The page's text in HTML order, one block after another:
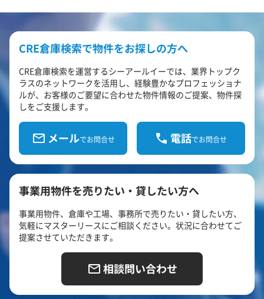
CRE倉庫検索で物件をお探しの方へ
CRE倉庫検索を運営するシーアールイーでは、業界トップク
ラスのネットワークを活用し、経験豊かなプロフェッショナ
ルが、お客様のご要望に合わせた物件情報のご提案、物件探
しをご支援します。
メールでお問合せ 電話でお問合せ
事業用物件を売りたい・貸したい方へ
事業用物件、倉庫や工場、事務所で売りたい・貸したい方、
気軽にマスターリースにご相談ください。状況に合わせてご
提案させていただきます。
相談問い合わせ